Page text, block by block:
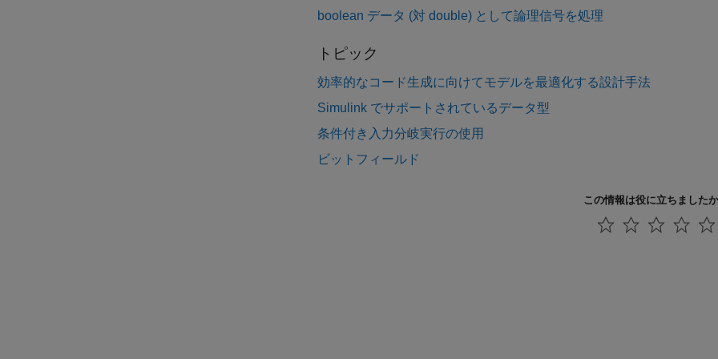
boolean データ (対 double) として論理信号を処理
トピック
効率的なコード生成に向けてモデルを最適化する設計手法
Simulink でサポートされているデータ型
条件付き入力分岐実行の使用
ビットフィールド
この情報は役に立ちました